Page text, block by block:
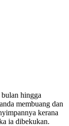
hingga
membuang dan
kerana
ia dibekukan.